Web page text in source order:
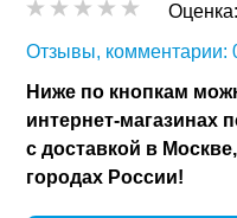
Отзывы, комментарии:
Ниже по кнопкам
интернет-
с доставкой в
городах России!